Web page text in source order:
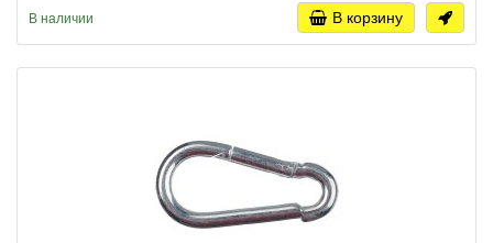
В наличии В корзину